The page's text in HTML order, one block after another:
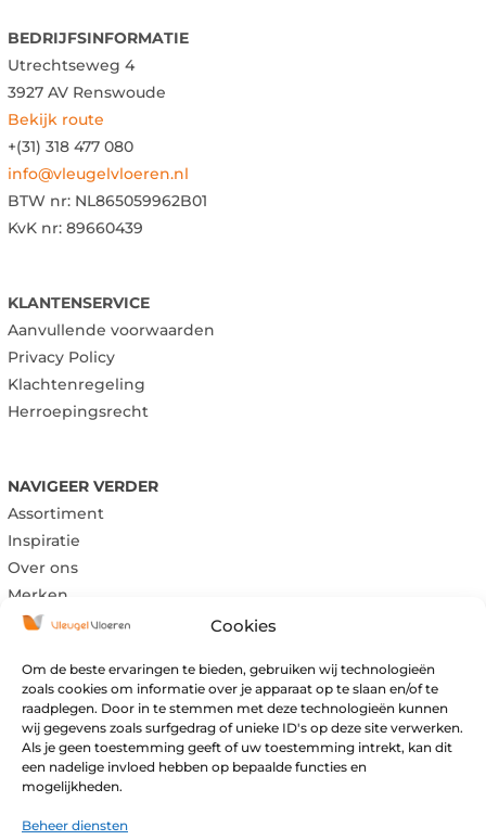
Cookies
Om de beste ervaringen te bieden, gebruiken wij technologieën
zoals cookies om informatie over je apparaat op te slaan en/of te
raadplegen. Door in te stemmen met deze technologieën kunnen
wij gegevens zoals surfgedrag of unieke ID's op deze site verwerken.
Als je geen toestemming geeft of uw toestemming intrekt, kan dit
een nadelige invloed hebben op bepaalde functies en
mogelijkheden.
Beheer diensten
BEDRIJFSINFORMATIE
Utrechtseweg 4
3927 AV Renswoude
Bekijk route
+(31) 318 477 080
info@vleugelvloeren.nl
BTW nr: NL865059962B01
KvK nr: 89660439
KLANTENSERVICE
Aanvullende voorwaarden
Privacy Policy
Klachtenregeling
Herroepingsrecht
NAVIGEER VERDER
Assortiment
Inspiratie
Over ons
Merken
Maandag:
Gesloten
Dinsdag:
Gesloten
Woensdag: 09:00 – 17:00
Donderdag: 09:00 – 17:00
Vrijdag:
09:00 – 17:00
Zaterdag:
09:00 – 16:00